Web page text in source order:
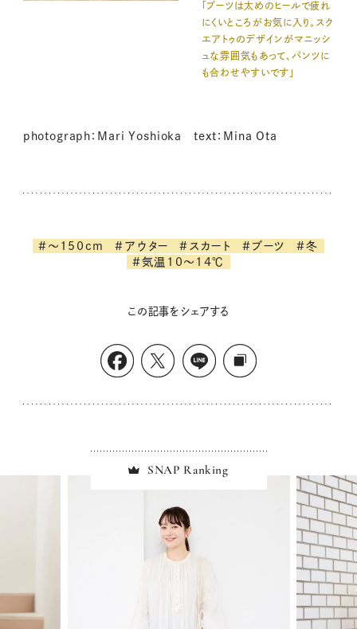
「ブーツは太めのヒールで疲れ
にくいところがお気に入り。スク
エアトゥのデザインがマニッシ
ュな雰囲気もあって、パンツに
も合わせやすいです」
photograph：Mari Yoshioka text：Mina Ota
#～150cm #アウター #スカート #ブーツ
#冬
#気温10～14℃
この記事をシェアする
SNAP Ranking